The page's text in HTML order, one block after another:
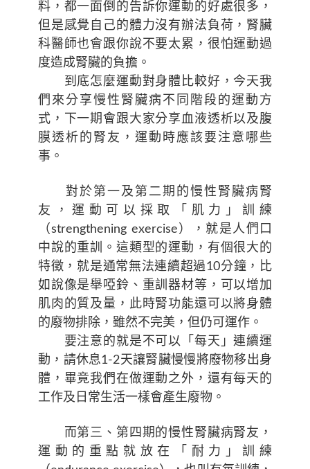
料，都一面倒的告訴你運動的好處很多，
但是感覺自己的體力沒有辦法負荷，腎臟
科醫師也會跟你說不要太累，很怕運動過
度造成腎臟的負擔。
到底怎麼運動對身體比較好，今天我
們來分享慢性腎臟病不同階段的運動方
式，下一期會跟大家分享血液透析以及腹
膜透析的腎友，運動時應該要注意哪些
事。
對於第一及第二期的慢性腎臟病腎
友，運動可以採取「肌力」訓練
（strengthening exercise），就是人們口
中說的重訓。這類型的運動，有個很大的
特徵，就是通常無法連續超過10分鐘，比
如說像是舉啞鈴、重訓器材等，可以增加
肌肉的質及量，此時腎功能還可以將身體
的廢物排除，雖然不完美，但仍可運作。
要注意的就是不可以「每天」連續運
動，請休息1-2天讓腎臟慢慢將廢物移出身
體，畢竟我們在做運動之外，還有每天的
工作及日常生活一樣會產生廢物。
而第三、第四期的慢性腎臟病腎友，
運動的重點就放在「耐力」訓練